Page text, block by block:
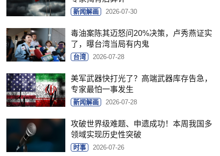
新闻解画 2026-07-30
毒油案陈其迈怒问20%决策，卢秀燕证实
了，曝台湾当局有内鬼
台湾 2026-07-28
美军武器快打光了？高端武器库存告急，
专家最怕一事发生
新闻解画 2026-07-28
攻破世界级难题、申遗成功！本周我国多
领域实现历史性突破
时事 2026-07-26